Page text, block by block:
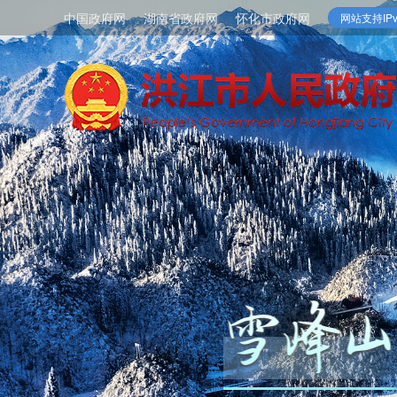
中国政府网 湖南省政府网 怀化市政府网 网站支持